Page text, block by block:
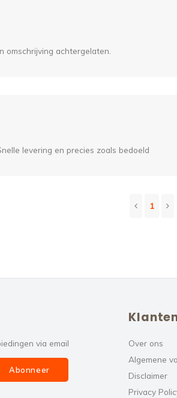
omschrijving achtergelaten.
levering en precies zoals bedoeld
1
via email
Abonneer
Over ons
Algemene
Disclaimer
Privacy